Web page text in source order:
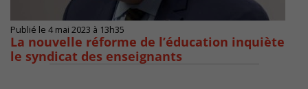
Publié le 4 mai 2023 à 13h35
La nouvelle réforme de l’éducation inquiète
le syndicat des enseignants